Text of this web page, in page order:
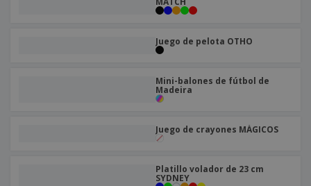
Juego de pelota OTHO
Mini-balones de fútbol de
Madeira
Juego de crayones MÁGICOS
Platillo volador de 23 cm
SYDNEY